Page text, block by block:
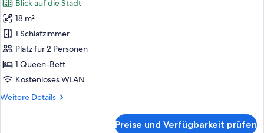
für
Comfort-
Doppelzimmer,
Nichtraucher
(with
table)
Blick auf die Stadt
18 m²
1 Schlafzimmer
Platz für 2 Personen
1 Queen-Bett
Kostenloses WLAN
Weitere Details
Weitere
Preise und Verfügbarkeit prüfen